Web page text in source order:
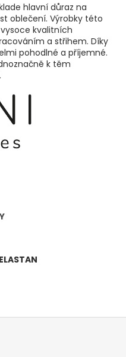
hlavní důraz na
oblečení. Výrobky této
kvalitních
a střihem. Díky
pohodlné a příjemné.
k těm